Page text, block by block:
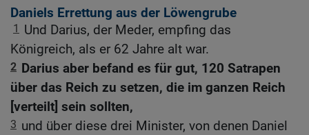
Daniels Errettung aus der Löwengrube
1
Und Darius, der Meder, empfing das
Königreich, als er 62 Jahre alt war.
2 Darius aber befand es für gut, 120 Satrapen
über das Reich zu setzen, die im ganzen Reich
[verteilt] sein sollten,
3 und über diese drei Minister, von denen Daniel